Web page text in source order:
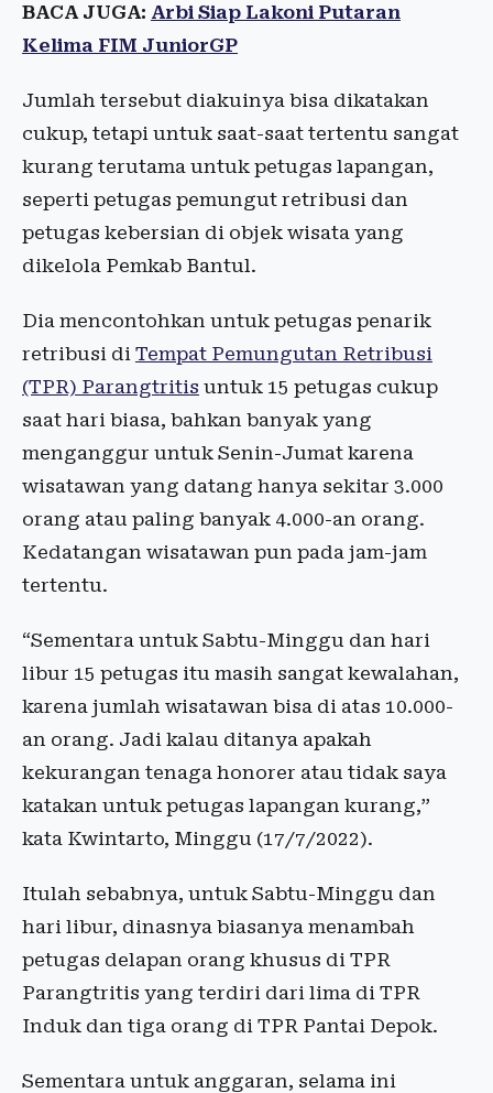
BACA JUGA: Arbi Siap Lakoni Putaran
Kelima FIM JuniorGP
Jumlah tersebut diakuinya bisa dikatakan
cukup, tetapi untuk saat-saat tertentu sangat
kurang terutama untuk petugas lapangan,
seperti petugas pemungut retribusi dan
petugas kebersian di objek wisata yang
dikelola Pemkab Bantul.
Dia mencontohkan untuk petugas penarik
retribusi di Tempat Pemungutan Retribusi
(TPR) Parangtritis untuk 15 petugas cukup
saat hari biasa, bahkan banyak yang
menganggur untuk Senin-Jumat karena
wisatawan yang datang hanya sekitar 3.000
orang atau paling banyak 4.000-an orang.
Kedatangan wisatawan pun pada jam-jam
tertentu.
“Sementara untuk Sabtu-Minggu dan hari
libur 15 petugas itu masih sangat kewalahan,
karena jumlah wisatawan bisa di atas 10.000-
an orang. Jadi kalau ditanya apakah
kekurangan tenaga honorer atau tidak saya
katakan untuk petugas lapangan kurang,”
kata Kwintarto, Minggu (17/7/2022).
Itulah sebabnya, untuk Sabtu-Minggu dan
hari libur, dinasnya biasanya menambah
petugas delapan orang khusus di TPR
Parangtritis yang terdiri dari lima di TPR
Induk dan tiga orang di TPR Pantai Depok.
Sementara untuk anggaran, selama ini